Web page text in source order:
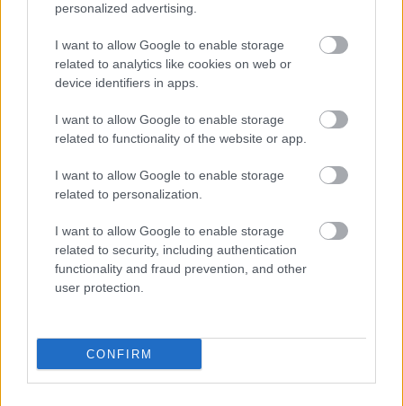
personalized advertising.
I want to allow Google to enable storage
related to analytics like cookies on web or
device identifiers in apps.
I want to allow Google to enable storage
related to functionality of the website or app.
I want to allow Google to enable storage
related to personalization.
I want to allow Google to enable storage
related to security, including authentication
functionality and fraud prevention, and other
user protection.
CONFIRM
2025-06-07 17:01
zwycięstwem w ostatnim meczu
sezonu!
Asseco Resovia Developres Rzeszów
ITA TOOLS Stal Mielec Cellfast Wilki Krosno|
Texom Stal Rzeszów Stal Mielec |Motor Lublin
Stal Rzeszów| Stal Stalowa Wola|Wisła Kraków
Wieczysta Kraków|Sandecja Nowy Sącz
Mecze dziś|Wyniki LIVE|Transmisje
Polityka prywatności| Polecamy:pehasports.com|